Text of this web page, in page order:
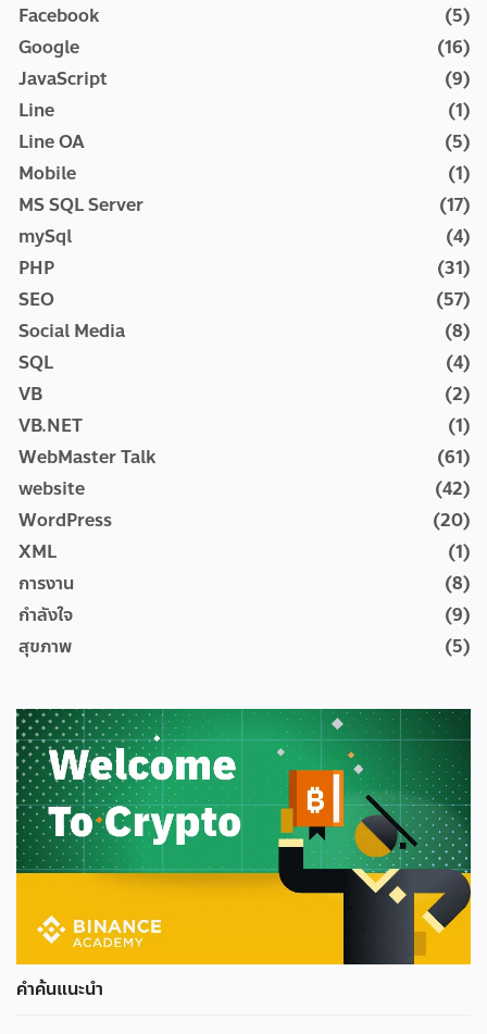
Facebook
(5)
Google
(16)
JavaScript
(9)
Line
(1)
Line OA
(5)
Mobile
(1)
MS SQL Server
(17)
mySql
(4)
PHP
(31)
SEO
(57)
Social Media
(8)
SQL
(4)
VB
(2)
VB.NET
(1)
WebMaster Talk
(61)
website
(42)
WordPress
(20)
XML
(1)
การงาน
(8)
กำลังใจ
(9)
สุขภาพ
(5)
คำค้นแนะนำ